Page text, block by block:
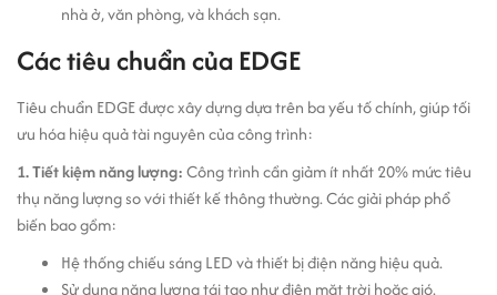
nhà ở, văn phòng, và khách sạn.
Các tiêu chuẩn của EDGE
Tiêu chuẩn EDGE được xây dựng dựa trên ba yếu tố chính, giúp tối
ưu hóa hiệu quả tài nguyên của công trình:
1. Tiết kiệm năng lượng:Công trình cần giảm ít nhất 20% mức tiêu
thụ năng lượng so với thiết kế thông thường. Các giải pháp phổ
biến bao gồm:
Hệ thống chiếu sáng LED và thiết bị điện năng hiệu quả.
Sử dụng năng lượng tái tạo như điện mặt trời hoặc gió.